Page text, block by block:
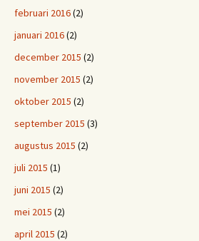
februari 2016(2)
januari 2016(2)
december 2015 (2)
november 2015 (2)
oktober 2015 (2)
september 2015 (3)
augustus 2015 (2)
juli 2015 (1)
juni 2015 (2)
mei 2015 (2)
april 2015 (2)